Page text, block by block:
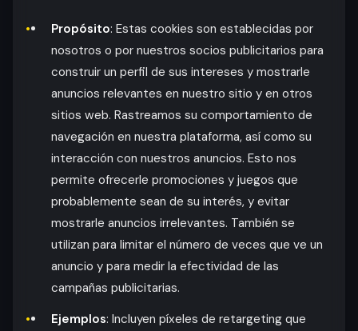
Propósito: Estas cookies son establecidas por
nosotros o por nuestros socios publicitarios para
construir un perfil de sus intereses y mostrarle
anuncios relevantes en nuestro sitio y en otros
sitios web. Rastreamos su comportamiento de
navegación en nuestra plataforma, así como su
interacción con nuestros anuncios. Esto nos
permite ofrecerle promociones y juegos que
probablemente sean de su interés, y evitar
mostrarle anuncios irrelevantes. También se
utilizan para limitar el número de veces que ve un
anuncio y para medir la efectividad de las
campañas publicitarias.
Ejemplos: Incluyen píxeles de retargeting que